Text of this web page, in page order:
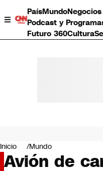
PaísMundoNegocios
Podcast y
Futuro 360Cultura
Negocios
Deportes
Programas completos
Inicio Mundo
Avión de